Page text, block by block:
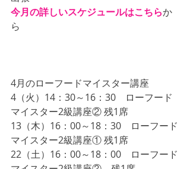
今月の詳しいスケジュールはこちらか
ら
4月のローフードマイスター講座
4（火）14：30～16：30　ローフード
マイスター2級講座② 残1席
13（木）16：00～18：30　ローフード
マイスター2級講座① 残1席
22（土）16：00～18：00　ローフード